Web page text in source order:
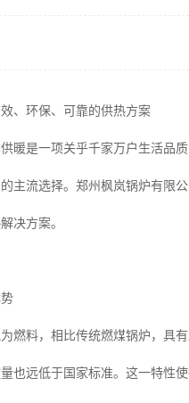
、环保、可靠的供热方案
暖是一项关乎千家万户生活品
主流选择。郑州枫岚锅炉有限
决方案。
燃料，相比传统燃煤锅炉，具
也远低于国家标准。这一特性